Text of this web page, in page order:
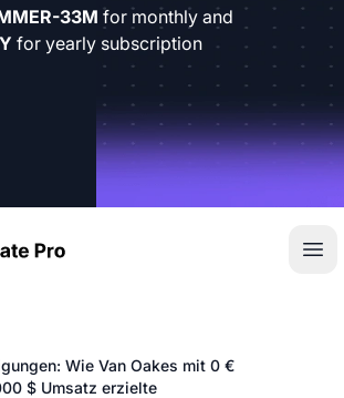
33M for monthly and
for yearly subscription
Wie Van Oakes mit 0 €
$ Umsatz erzielte